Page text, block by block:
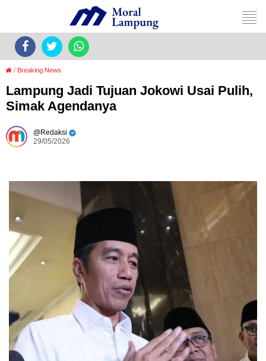
/ Breaking News
Lampung Jadi Tujuan Jokowi Usai Pulih,
Simak Agendanya
Redaksi
29/05/2026